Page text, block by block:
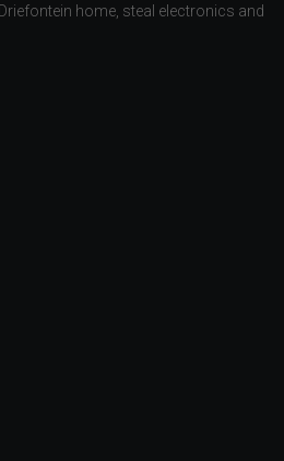
home, steal electronics and